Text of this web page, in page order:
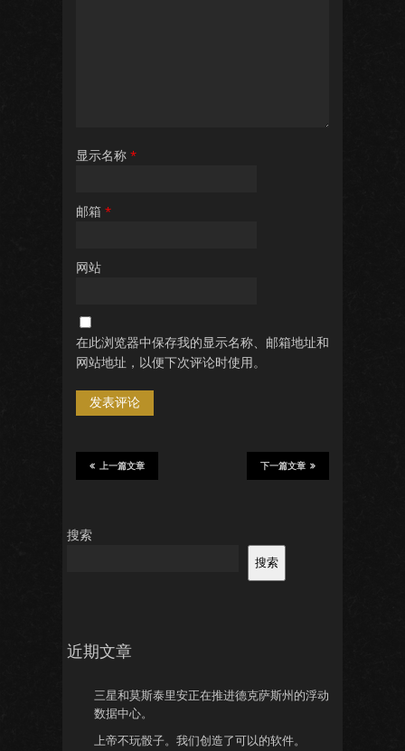
显示名称 *
邮箱 *
网站
在此浏览器中保存我的显示名称、邮箱地址和
网站地址，以便下次评论时使用。
下一篇文章
上一篇文章
搜索
搜索
近期文章
三星和莫斯泰里安正在推进德克萨斯州的浮动
数据中心。
上帝不玩骰子。我们创造了可以的软件。